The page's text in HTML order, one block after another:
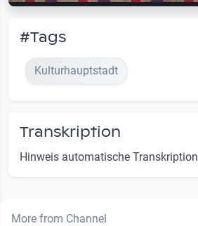
#Tags
Kulturhauptstadt
Transkription
Hinweis automatische Transkription
More from Channel